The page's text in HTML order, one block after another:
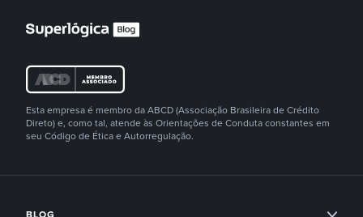
Esta empresa é membro da ABCD (Associação Brasileira de Crédito
Direto) e, como tal, atende às Orientações de Conduta constantes em
seu Código de Ética e Autorregulação.
BLOG